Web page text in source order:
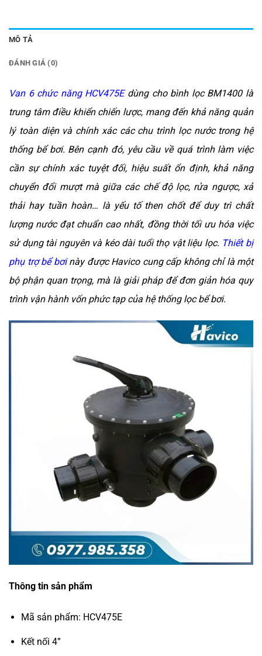
MÔ TẢ
ĐÁNH GIÁ (0)
Van 6 chức năng HCV475Edùng cho bình lọc BM1400 là
trung tâm điều khiển chiến lược, mang đến khả năng quản
lý toàn diện và chính xác các chu trình lọc nước trong hệ
thống bể bơi. Bên cạnh đó, yêu cầu về quá trình làm việc
cần sự chính xác tuyệt đối, hiệu suất ổn định, khả năng
chuyển đổi mượt mà giữa các chế độ lọc, rửa ngược, xả
thải hay tuần hoàn… là yếu tố then chốt để duy trì chất
lượng nước đạt chuẩn cao nhất, đồng thời tối ưu hóa việc
sử dụng tài nguyên và kéo dài tuổi thọ vật liệu lọc. Thiết bị
phụ trợ bể bơinày được Havico cung cấp không chỉ là một
bộ phận quan trọng, mà là giải pháp để đơn giản hóa quy
trình vận hành vốn phức tạp của hệ thống lọc bể bơi.
Thông tin sản phẩm
Mã sản phẩm: HCV475E
Kết nối 4”